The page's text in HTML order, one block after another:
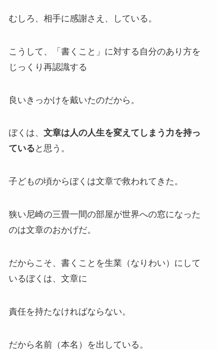
むしろ、相手に感謝さえ、している。
こうして、「書くこと」に対する自分のあり方を
じっくり再認識する
良いきっかけを戴いたのだから。
ぼくは、 文章は人の人生を変えてしまう力を持っ
ている と思う。
子どもの頃からぼくは文章で救われてきた。
狭い尼崎の三畳一間の部屋が世界への窓になった
のは文章のおかげだ。
だからこそ、書くことを生業（なりわい）にして
いるぼくは、文章に
責任を持たなければならない。
だから名前（本名）を出している。